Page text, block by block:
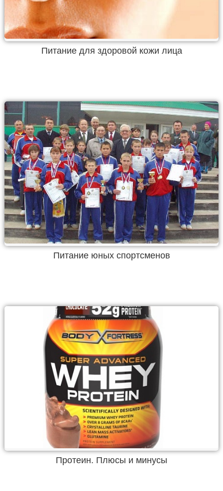
Питание для здоровой кожи лица
Питание юных спортсменов
Протеин. Плюсы и минусы